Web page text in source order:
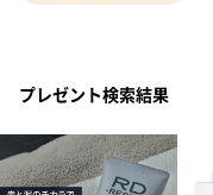
プレゼント検索結果